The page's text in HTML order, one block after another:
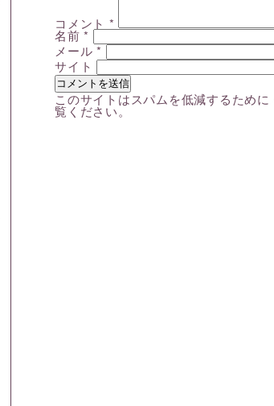
コメント *
名前*
メール*
サイト
このサイトはスパムを低減するために
覧ください。